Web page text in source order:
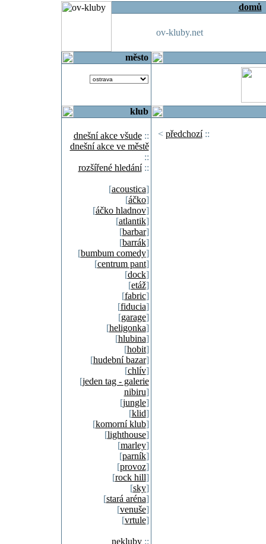
domů
ov-kluby.net
město
klub
dnešní akce všude::
dnešní akce ve městě
::
rozšířené hledání::
[acoustica]
[áčko]
[áčko hladnov]
[atlantik]
[barbar]
[barrák]
[bumbum comedy]
[centrum pant]
[dock]
[etáž]
[fabric]
[fiducia]
[garage]
[heligonka]
[hlubina]
[hobit]
[hudební bazar]
[chlív]
[jeden tag - galerie
nibiru]
[jungle]
[klid]
[komorní klub]
[lighthouse]
[marley]
[parník]
[provoz]
[rock hill]
[sky]
[stará aréna]
[venuše]
[vrtule]
nekluby::
< předchozí::